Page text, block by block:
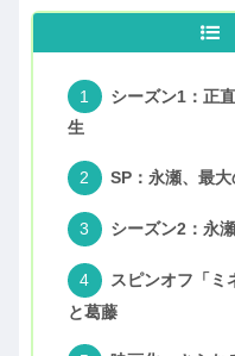
シーズン1：正
生
SP：永瀬、最大
シーズン2：永
スピンオフ「ミ
と葛藤